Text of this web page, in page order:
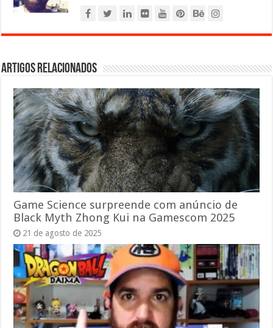
Artigos relacionados
Game Science surpreende com anúncio de
Black Myth Zhong Kui na Gamescom 2025
21 de agosto de 2025